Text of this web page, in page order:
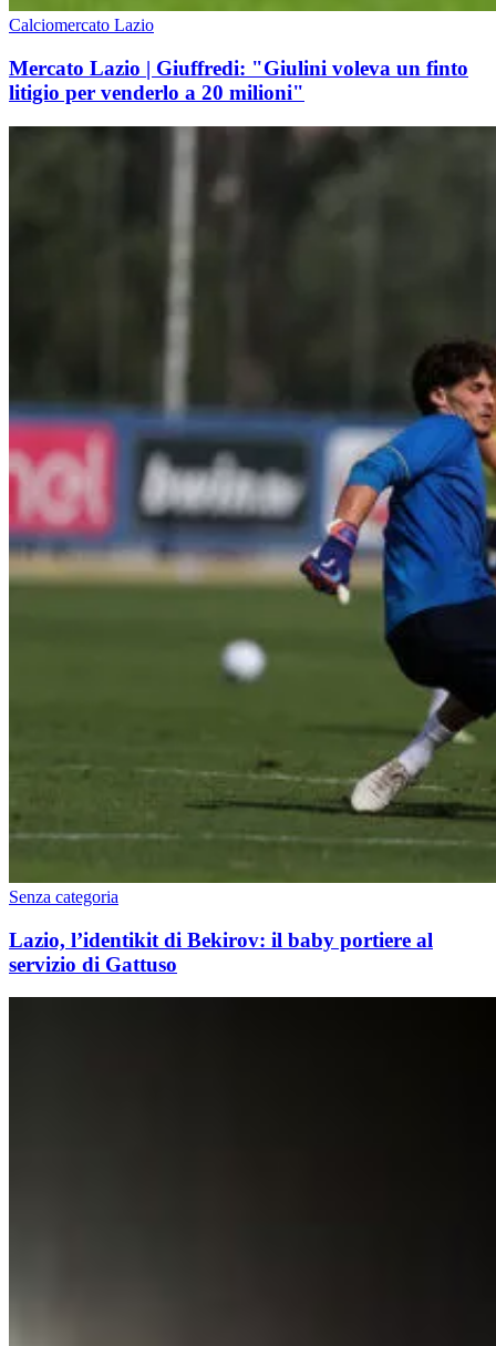
Calciomercato Lazio
Mercato Lazio | Giuffredi: "Giulini voleva un finto
litigio per venderlo a 20 milioni"
Senza categoria
Lazio, l’identikit di Bekirov: il baby portiere al
servizio di Gattuso